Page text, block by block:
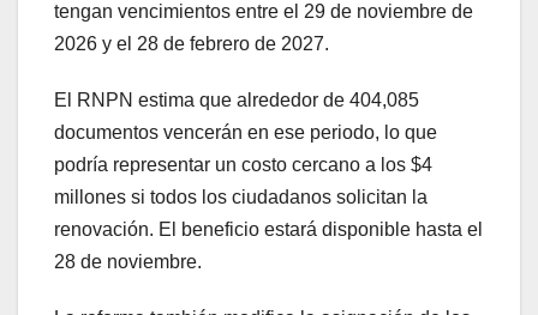
tengan vencimientos entre el 29 de noviembre de
2026 y el 28 de febrero de 2027.
El RNPN estima que alrededor de 404,085
documentos vencerán en ese periodo, lo que
podría representar un costo cercano a los $4
millones si todos los ciudadanos solicitan la
renovación. El beneficio estará disponible hasta el
28 de noviembre.